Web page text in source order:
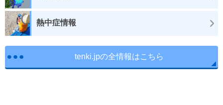
熱中症情報
tenki.jpの全情報はこちら